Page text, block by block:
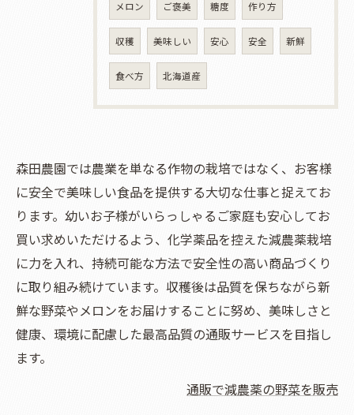
メロン ご褒美 糖度 作り方
収穫 美味しい 安心 安全 新鮮
食べ方 北海道産
森田農園では農業を単なる作物の栽培ではなく、お客様
に安全で美味しい食品を提供する大切な仕事と捉えてお
ります。幼いお子様がいらっしゃるご家庭も安心してお
買い求めいただけるよう、化学薬品を控えた減農薬栽培
に力を入れ、持続可能な方法で安全性の高い商品づくり
に取り組み続けています。収穫後は品質を保ちながら新
鮮な野菜やメロンをお届けすることに努め、美味しさと
健康、環境に配慮した最高品質の通販サービスを目指し
ます。
通販で減農薬の野菜を販売